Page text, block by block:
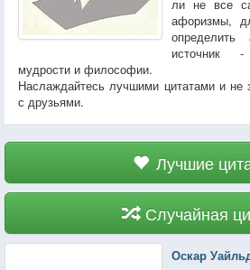
ли не все
афоризмы,
определить
источник
мудрости и философии.
Наслаждайтесь лучшими цитатами и не
с друзьями.
Лучшие
Случайная
Оскар